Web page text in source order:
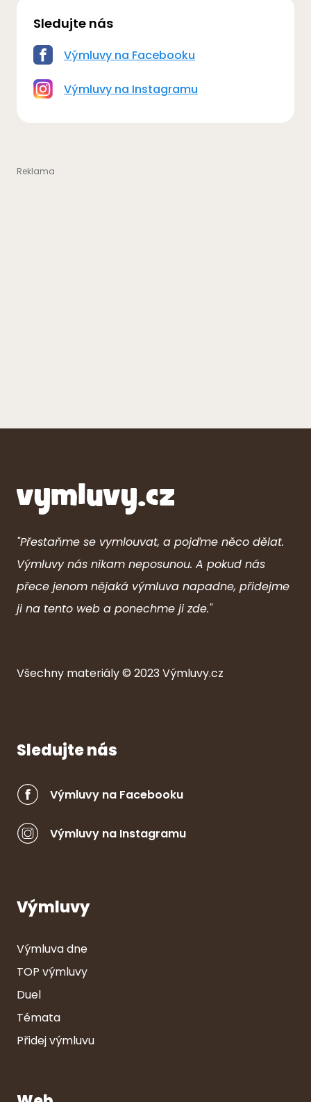
Sledujte nás
Výmluvy na Facebooku
Výmluvy na Instagramu
"Přestaňme se vymlouvat, a pojďme něco dělat.
Výmluvy nás nikam neposunou. A pokud nás
přece jenom nějaká výmluva napadne, přidejme
ji na tento web a ponechme ji zde."
Všechny materiály © 2023Výmluvy.cz
Sledujte nás
Výmluvy na Facebooku
Výmluvy na Instagramu
Výmluvy
Výmluva dne
TOP výmluvy
Duel
Témata
Přidej výmluvu